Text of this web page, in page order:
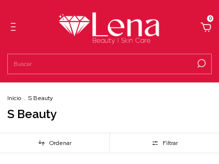
0
Início . S Beauty
S Beauty
Ordenar Filtrar